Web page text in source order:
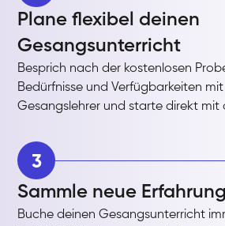
Plane flexibel deinen
Gesangsunterricht
Besprich nach der kostenlosen
Bedürfnisse und Verfügbarkeiten
Gesangslehrer und starte direkt mit
3
Sammle neue
Buche deinen Gesangsunterricht